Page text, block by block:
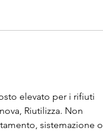
elevato per i rifiuti
Riutilizza. Non
sistemazione o